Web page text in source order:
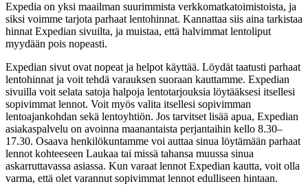
Expedia on yksi maailman suurimmista verkkomatkatoimistoista, ja
siksi voimme tarjota parhaat lentohinnat. Kannattaa siis aina tarkistaa
hinnat Expedian sivuilta, ja muistaa, että halvimmat lentoliput
myydään pois nopeasti.
Expedian sivut ovat nopeat ja helpot käyttää. Löydät taatusti parhaat
lentohinnat ja voit tehdä varauksen suoraan kauttamme. Expedian
sivuilla voit selata satoja halpoja lentotarjouksia löytääksesi itsellesi
sopivimmat lennot. Voit myös valita itsellesi sopivimman
lentoajankohdan sekä lentoyhtiön. Jos tarvitset lisää apua, Expedian
asiakaspalvelu on avoinna maanantaista perjantaihin kello 8.30–
17.30. Osaava henkilökuntamme voi auttaa sinua löytämään parhaat
lennot kohteeseen Laukaa tai missä tahansa muussa sinua
askarruttavassa asiassa. Kun varaat lennot Expedian kautta, voit olla
varma, että olet varannut sopivimmat lennot edulliseen hintaan.